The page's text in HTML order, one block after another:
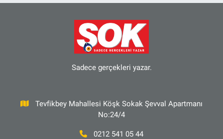
Sadece gerçekleri yazar.
Tevfikbey Mahallesi Köşk Sokak Şevval Apartmanı
No:24/4
0212 541 05 44